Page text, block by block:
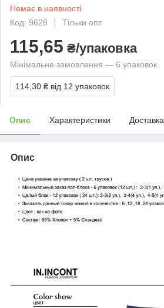
Немає в наявності
Код: 9628
Тільки опт
115,65 ₴/упаковка
Мінімальне замовлення — 6 упаковок
114,30 ₴ від 12 упаковок
Опис Характеристики Доставка
Опис